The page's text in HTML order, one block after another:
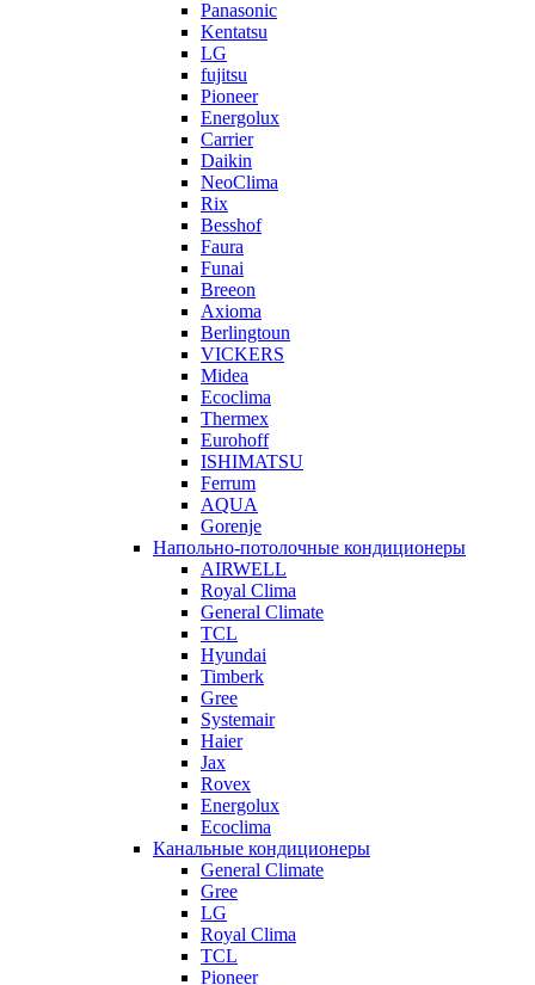
Panasonic
Kentatsu
LG
fujitsu
Pioneer
Energolux
Carrier
Daikin
NeoClima
Rix
Besshof
Faura
Funai
Breeon
Axioma
Berlingtoun
VICKERS
Midea
Ecoclima
Thermex
Eurohoff
ISHIMATSU
Ferrum
AQUA
Gorenje
Напольно-потолочные кондиционеры
AIRWELL
Royal Clima
General Climate
TCL
Hyundai
Timberk
Gree
Systemair
Haier
Jax
Rovex
Energolux
Ecoclima
Канальные кондиционеры
General Climate
Gree
LG
Royal Clima
TCL
Pioneer